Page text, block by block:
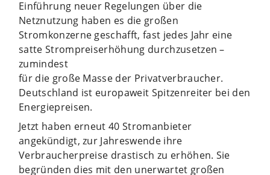
Einführung neuer Regelungen über die
Netznutzung haben es die großen
Stromkonzerne geschafft, fast jedes Jahr eine
satte Strompreiserhöhung durchzusetzen –
zumindest
für die große Masse der Privatverbraucher.
Deutschland ist europaweit Spitzenreiter bei den
Energiepreisen.
Jetzt haben erneut 40 Stromanbieter
angekündigt, zur Jahreswende ihre
Verbraucherpreise drastisch zu erhöhen. Sie
begründen dies mit den unerwartet großen